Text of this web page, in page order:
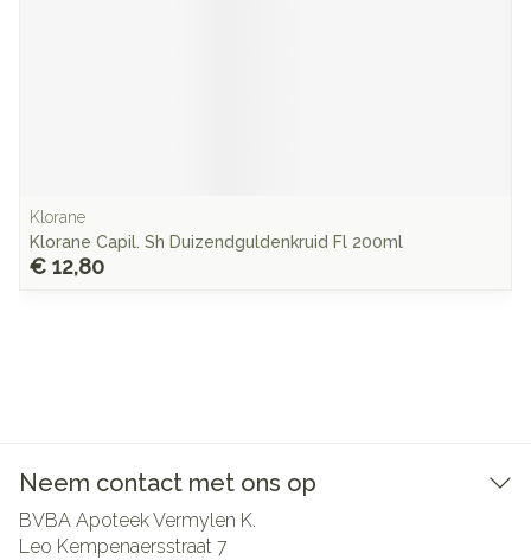
Klorane
Klorane Capil. Sh Duizendguldenkruid Fl 200ml
€ 12,80
Neem contact met ons op
BVBA Apoteek Vermylen K.
Leo Kempenaersstraat 7